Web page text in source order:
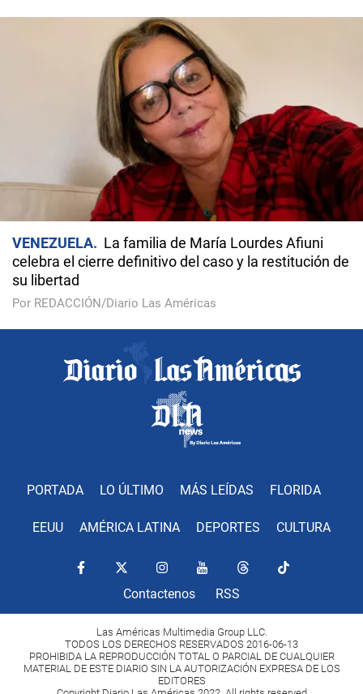
VENEZUELA
La familia de María Lourdes Afiuni
celebra el cierre definitivo del caso y la restitución de
su libertad
Por REDACCIÓN/Diario Las Américas
PORTADA LO ÚLTIMO MÁS LEÍDAS FLORIDA
EEUU AMÉRICA LATINA DEPORTES CULTURA
Contactenos RSS
Las Américas Multimedia Group LLC.
TODOS LOS DERECHOS RESERVADOS 2016-06-13
PROHIBIDA LA REPRODUCCIÓN TOTAL O PARCIAL DE CUALQUIER
MATERIAL DE ESTE DIARIO SIN LA AUTORIZACIÓN EXPRESA DE LOS
EDITORES